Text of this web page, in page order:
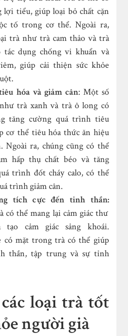
lợi tiểu, giúp loại bỏ chất cặn
tố trong cơ thể. Ngoài ra,
trà như trà cam thảo và trà
tác dụng chống vi khuẩn và
giúp cải thiện sức khỏe
hóa và giảm cân: Một số
trà xanh và trà ô long có
tăng cường quá trình tiêu
cơ thể tiêu hóa thức ăn hiệu
Ngoài ra, chúng cũng có thể
hấp thụ chất béo và tăng
trình đốt cháy calo, có thể
trình giảm cân.
tích cực đến tinh thần:
có thể mang lại cảm giác thư
tạo cảm giác sảng khoái.
có mặt trong trà có thể giúp
thần, tập trung và sự tỉnh
loại trà tốt
người già